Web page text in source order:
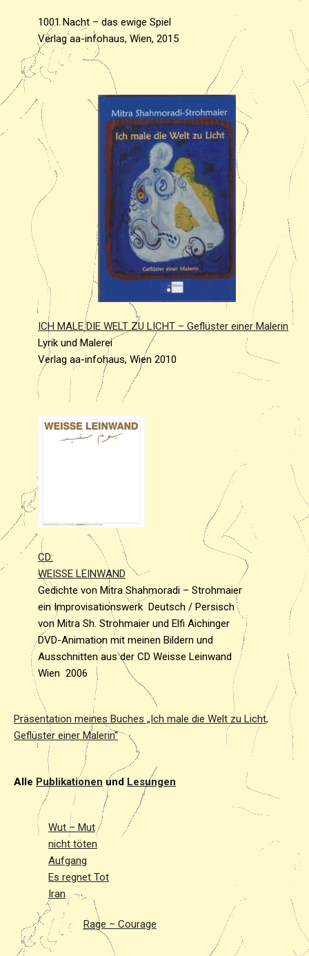
1001 Nacht – das ewige Spiel
Verlag aa-infohaus, Wien, 2015
ICH MALE DIE WELT ZU LICHT – Geflüster einer Malerin
Lyrik und Malerei
Verlag aa-infohaus, Wien 2010
CD:
WEISSE LEINWAND
Gedichte von Mitra Shahmoradi – Strohmaier
ein Improvisationswerk Deutsch / Persisch
von Mitra Sh. Strohmaier und Elfi Aichinger
DVD-Animation mit meinen Bildern und
Ausschnitten aus der CD Weisse Leinwand
Wien 2006
Präsentation meines Buches „Ich male die Welt zu Licht,
Geflüster einer Malerin“
Alle Publikationen und Lesungen
Wut – Mut
nicht töten
Aufgang
Es regnet Tot
Iran
Rage – Courage